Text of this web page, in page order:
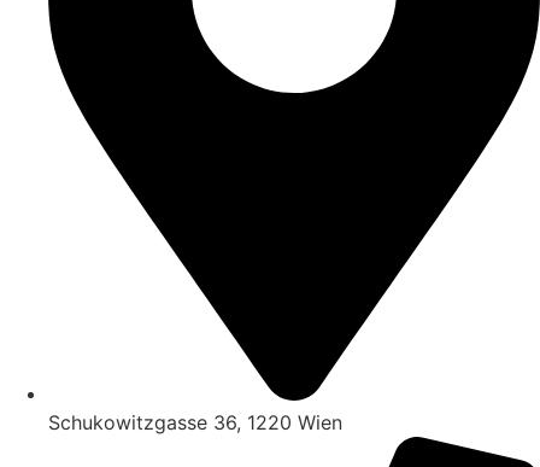
Schukowitzgasse 36, 1220 Wien